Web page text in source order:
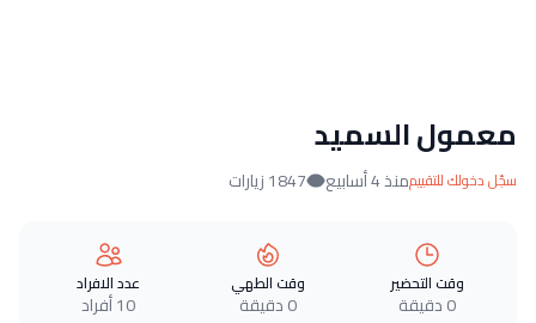
معمول السميد
سجّل دخولك للتقييممنذ 4 أسابيع 1847 زيارات
وقت التحضير
0 دقيقة
وقت الطهي
0 دقيقة
عدد الافراد
10 أفراد